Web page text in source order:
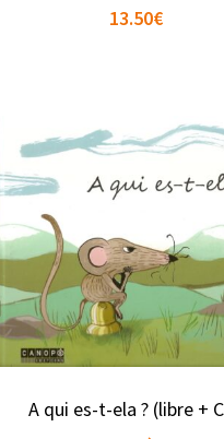
13.50€
A qui es-t-ela ? (libre +